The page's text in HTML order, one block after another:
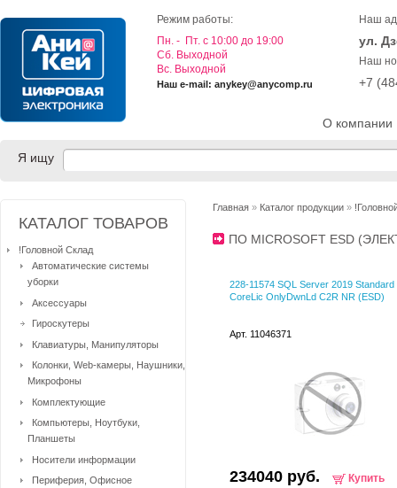
О компании
Режим работы:
Пн. - Пт. с 10:00 до 19:00
Cб. Выходной
Вс. Выходной
Наш e-mail: anykey@anycomp.ru
Наш
ул.
Наш
+7
Я ищу
Главная » Каталог продукции »
ПО MICROSOFT ESD
228-11574 SQL Server 2019 Standard
CoreLic OnlyDwnLd C2R NR (ESD)
Арт. 11046371
234040 руб. Купить
КАТАЛОГ ТОВАРОВ
!Головной Склад
Автоматические системы
уборки
Аксессуары
Гироскутеры
Клавиатуры, Манипуляторы
Колонки, Web-камеры, Наушники,
Микрофоны
Комплектующие
Компьютеры, Ноутбуки,
Планшеты
Носители информации
Периферия, Офисное